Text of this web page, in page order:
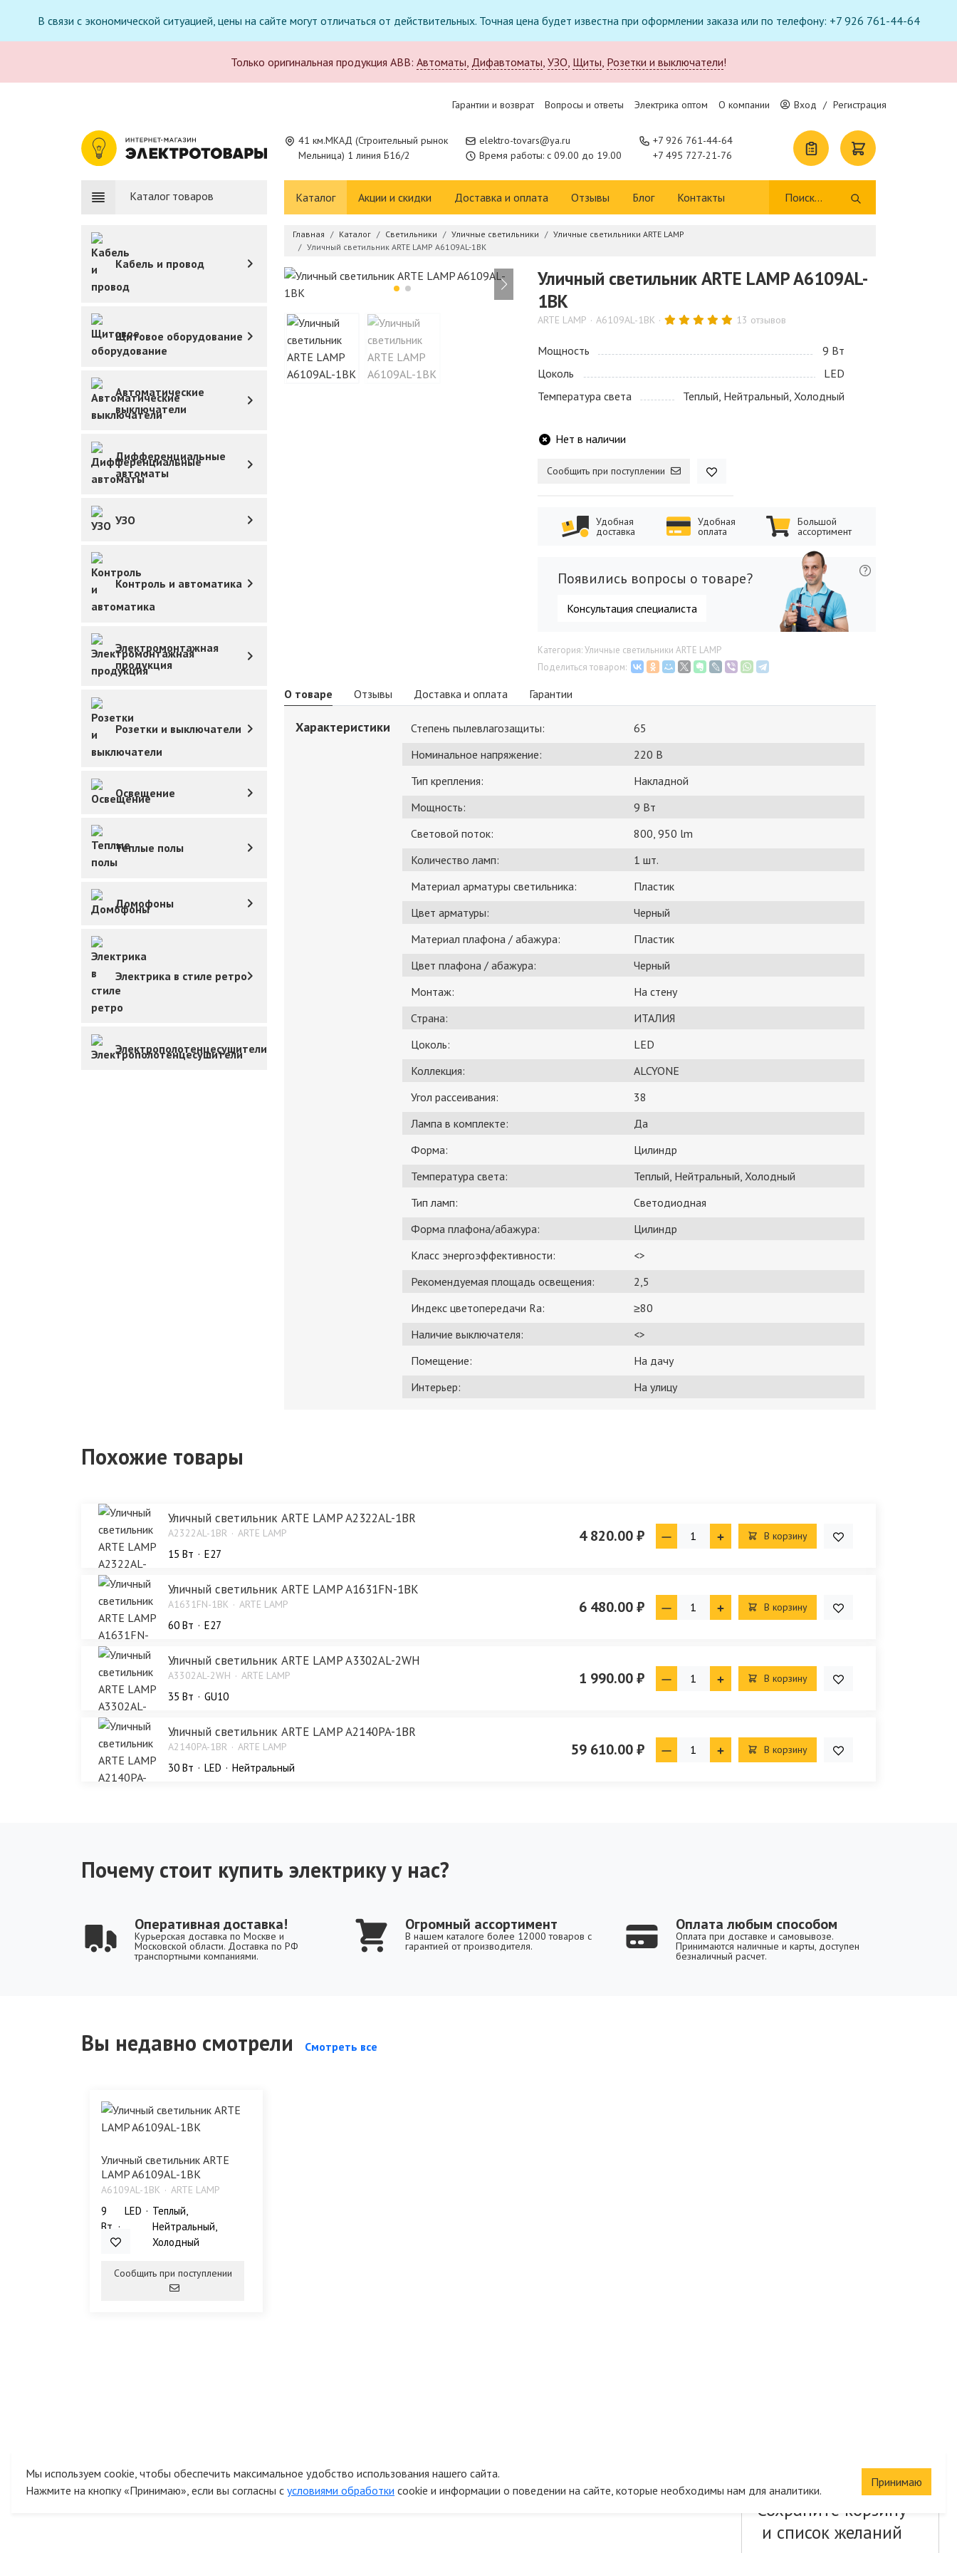
В связи с экономической ситуацией, цены на сайте могут отличаться от действительных. Точная цена будет известна при оформлении заказа или по телефону: +7 926 761-44-64
Только оригинальная продукция ABB: Автоматы, Дифавтоматы, УЗО, Щиты, Розетки и выключатели!
Гарантии и возврат Вопросы и ответы Электрика оптом О компании Вход / Регистрация
41 км.МКАД (Строительный рынок
Мельница) 1 линия Б16/2
elektro-tovars@ya.ru
Время работы: с 09.00 до 19.00
+7 926 761-44-64
+7 495 727-21-76
Каталог товаров Каталог Акции и скидки Доставка и оплата Отзывы Блог Контакты
Кабель и провод
Щитовое оборудование
Автоматические
выключатели
Дифференциальные
автоматы
УЗО
Контроль и автоматика
Электромонтажная
продукция
Розетки и выключатели
Освещение
Теплые полы
Домофоны
Электрика в стиле ретро
Электрополотенцесушители
Главная Каталог Светильники Уличные светильники
Уличные светильники ARTE LAMP
Уличный светильник ARTE LAMP A6109AL-1BK
Уличный светильник ARTE LAMP A6109AL-
1BK
ARTE LAMP A6109AL-1BK 13 отзывов
Мощность
9 Bт
Цоколь
LED
Температура света
Теплый, Нейтральный, Холодный
Нет в наличии
Сообщить при поступлении
Удобная
доставка
Удобная
оплата
Большой
ассортимент
Появились вопросы о товаре?
Консультация специалиста
Категория: Уличные светильники ARTE LAMP
Поделиться товаром:
О товаре Отзывы Доставка и оплата Гарантии
Характеристики Степень пылевлагозащиты:
65
Номинальное напряжение:
220 В
Тип крепления:
Накладной
Мощность:
9 Bт
Световой поток:
800, 950 lm
Количество ламп:
1 шт.
Материал арматуры светильника:
Пластик
Цвет арматуры:
Черный
Материал плафона / абажура:
Пластик
Цвет плафона / абажура:
Черный
Монтаж:
На стену
Страна:
ИТАЛИЯ
Цоколь:
LED
Коллекция:
ALCYONE
Угол рассеивания:
38
Лампа в комплекте:
Да
Форма:
Цилиндр
Температура света:
Теплый, Нейтральный, Холодный
Тип ламп:
Светодиодная
Форма плафона/абажура:
Цилиндр
Класс энергоэффективности:
<>
Рекомендуемая площадь освещения:
2,5
Индекс цветопередачи Ra:
≥80
Наличие выключателя:
<>
Помещение:
На дачу
Интерьер:
На улицу
Похожие товары
Уличный светильник ARTE LAMP A2322AL-1BR
A2322AL-1BR ARTE LAMP
15 Bт E27
4 820.00 ₽ В корзину
Уличный светильник ARTE LAMP A1631FN-1BK
A1631FN-1BK ARTE LAMP
60 Bт E27
6 480.00 ₽ В корзину
Уличный светильник ARTE LAMP A3302AL-2WH
A3302AL-2WH ARTE LAMP
35 Bт GU10
1 990.00 ₽ В корзину
Уличный светильник ARTE LAMP A2140PA-1BR
A2140PA-1BR ARTE LAMP
30 Bт LED Нейтральный
59 610.00 ₽ В корзину
Почему стоит купить электрику у нас?
Оперативная доставка!
Курьерская доставка по Москве и
Московской области. Доставка по РФ
транспортными компаниями.
Огромный ассортимент
В нашем каталоге более 12000 товаров с
гарантией от производителя.
Оплата любым способом
Оплата при доставке и самовывозе.
Принимаются наличные и карты, доступен
безналичный расчет.
Вы недавно смотрели Смотреть все
Уличный светильник ARTE
LAMP A6109AL-1BK
A6109AL-1BK ARTE LAMP
9
Bт
LED
Теплый,
Нейтральный,
Холодный
Сохраните корзину
и список желаний
Мы используем cookie, чтобы обеспечить максимальное удобство использования нашего сайта.
Нажмите на кнопку «Принимаю», если вы согласны с условиями обработки cookie и информации о поведении на сайте, которые необходимы нам для аналитики.
Принимаю